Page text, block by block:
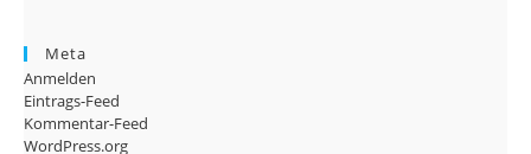
Meta
Anmelden
Eintrags-Feed
Kommentar-Feed
WordPress.org